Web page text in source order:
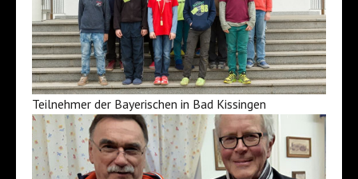
Teilnehmer der Bayerischen in Bad Kissingen